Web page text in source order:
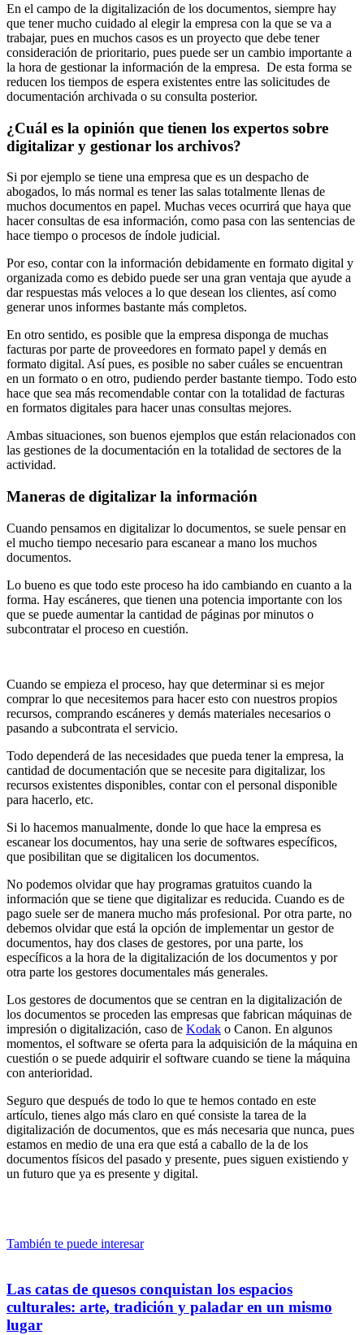
En el campo de la digitalización de los documentos, siempre hay
que tener mucho cuidado al elegir la empresa con la que se va a
trabajar, pues en muchos casos es un proyecto que debe tener
consideración de prioritario, pues puede ser un cambio importante a
la hora de gestionar la información de la empresa. De esta forma se
reducen los tiempos de espera existentes entre las solicitudes de
documentación archivada o su consulta posterior.
¿Cuál es la opinión que tienen los expertos sobre
digitalizar y gestionar los archivos?
Si por ejemplo se tiene una empresa que es un despacho de
abogados, lo más normal es tener las salas totalmente llenas de
muchos documentos en papel. Muchas veces ocurrirá que haya que
hacer consultas de esa información, como pasa con las sentencias de
hace tiempo o procesos de índole judicial.
Por eso, contar con la información debidamente en formato digital y
organizada como es debido puede ser una gran ventaja que ayude a
dar respuestas más veloces a lo que desean los clientes, así como
generar unos informes bastante más completos.
En otro sentido, es posible que la empresa disponga de muchas
facturas por parte de proveedores en formato papel y demás en
formato digital. Así pues, es posible no saber cuáles se encuentran
en un formato o en otro, pudiendo perder bastante tiempo. Todo esto
hace que sea más recomendable contar con la totalidad de facturas
en formatos digitales para hacer unas consultas mejores.
Ambas situaciones, son buenos ejemplos que están relacionados con
las gestiones de la documentación en la totalidad de sectores de la
actividad.
Maneras de digitalizar la información
Cuando pensamos en digitalizar lo documentos, se suele pensar en
el mucho tiempo necesario para escanear a mano los muchos
documentos.
Lo bueno es que todo este proceso ha ido cambiando en cuanto a la
forma. Hay escáneres, que tienen una potencia importante con los
que se puede aumentar la cantidad de páginas por minutos o
subcontratar el proceso en cuestión.
Cuando se empieza el proceso, hay que determinar si es mejor
comprar lo que necesitemos para hacer esto con nuestros propios
recursos, comprando escáneres y demás materiales necesarios o
pasando a subcontrata el servicio.
Todo dependerá de las necesidades que pueda tener la empresa, la
cantidad de documentación que se necesite para digitalizar, los
recursos existentes disponibles, contar con el personal disponible
para hacerlo, etc.
Si lo hacemos manualmente, donde lo que hace la empresa es
escanear los documentos, hay una serie de softwares específicos,
que posibilitan que se digitalicen los documentos.
No podemos olvidar que hay programas gratuitos cuando la
información que se tiene que digitalizar es reducida. Cuando es de
pago suele ser de manera mucho más profesional. Por otra parte, no
debemos olvidar que está la opción de implementar un gestor de
documentos, hay dos clases de gestores, por una parte, los
específicos a la hora de la digitalización de los documentos y por
otra parte los gestores documentales más generales.
Los gestores de documentos que se centran en la digitalización de
los documentos se proceden las empresas que fabrican máquinas de
impresión o digitalización, caso de Kodak o Canon. En algunos
momentos, el software se oferta para la adquisición de la máquina en
cuestión o se puede adquirir el software cuando se tiene la máquina
con anterioridad.
Seguro que después de todo lo que te hemos contado en este
artículo, tienes algo más claro en qué consiste la tarea de la
digitalización de documentos, que es más necesaria que nunca, pues
estamos en medio de una era que está a caballo de la de los
documentos físicos del pasado y presente, pues siguen existiendo y
un futuro que ya es presente y digital.
También te puede interesar
Las catas de quesos conquistan los espacios
culturales: arte, tradición y paladar en un mismo
lugar